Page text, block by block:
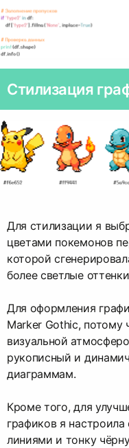
Стилизация
Для стилизации я
цветами покемонов
которой
более светлые
Для оформления
Marker Gothic, потому
визуальной
рукописный и
диаграммам.
Кроме того, для
графиков я
линиями и тонку